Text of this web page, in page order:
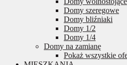
Domy szeregowe
Domy bliźniaki
Domy 1/2
Domy 1/4
Domy na zamianę
Pokaż wszystkie